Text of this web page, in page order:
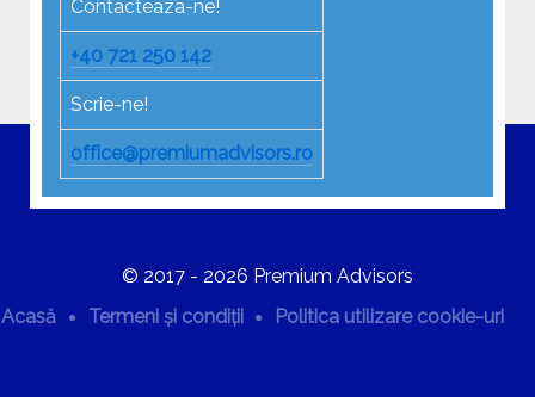
Contacteaza-ne!
+40 721 250 142
Scrie-ne!
office@premiumadvisors.ro
© 2017 - 2026 Premium Advisors
Acasă
Termeni și condiții Politica utilizare cookie-uri